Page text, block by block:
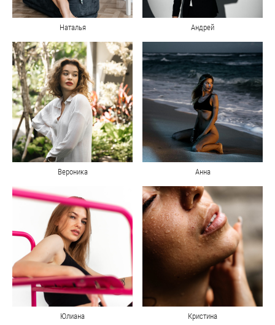
Наталья Андрей
Вероника Анна
Юлиана Кристина